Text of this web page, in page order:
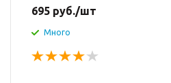
695 руб./шт
Много